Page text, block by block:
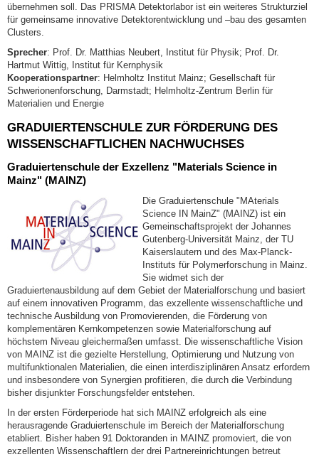
übernehmen soll. Das PRISMA Detektorlabor ist ein weiteres Strukturziel
für gemeinsame innovative Detektorentwicklung und –bau des gesamten
Clusters.
Sprecher: Prof. Dr. Matthias Neubert, Institut für Physik; Prof. Dr.
Hartmut Wittig, Institut für Kernphysik
Kooperationspartner: Helmholtz Institut Mainz; Gesellschaft für
Schwerionenforschung, Darmstadt; Helmholtz-Zentrum Berlin für
Materialien und Energie
GRADUIERTENSCHULE ZUR FÖRDERUNG DES
WISSENSCHAFTLICHEN NACHWUCHSES
Graduiertenschule der Exzellenz "Materials Science in
Mainz" (MAINZ)
Die Graduiertenschule "MAterials
Science IN MainZ" (MAINZ) ist ein
Gemeinschaftsprojekt der Johannes
Gutenberg-Universität Mainz, der TU
Kaiserslautern und des Max-Planck-
Instituts für Polymerforschung in Mainz.
Sie widmet sich der
Graduiertenausbildung auf dem Gebiet der Materialforschung und basiert
auf einem innovativen Programm, das exzellente wissenschaftliche und
technische Ausbildung von Promovierenden, die Förderung von
komplementären Kernkompetenzen sowie Materialforschung auf
höchstem Niveau gleichermaßen umfasst. Die wissenschaftliche Vision
von MAINZ ist die gezielte Herstellung, Optimierung und Nutzung von
multifunktionalen Materialien, die einen interdisziplinären Ansatz erfordern
und insbesondere von Synergien profitieren, die durch die Verbindung
bisher disjunkter Forschungsfelder entstehen.
In der ersten Förderperiode hat sich MAINZ erfolgreich als eine
herausragende Graduiertenschule im Bereich der Materialforschung
etabliert. Bisher haben 91 Doktoranden in MAINZ promoviert, die von
exzellenten Wissenschaftlern der drei Partnereinrichtungen betreut